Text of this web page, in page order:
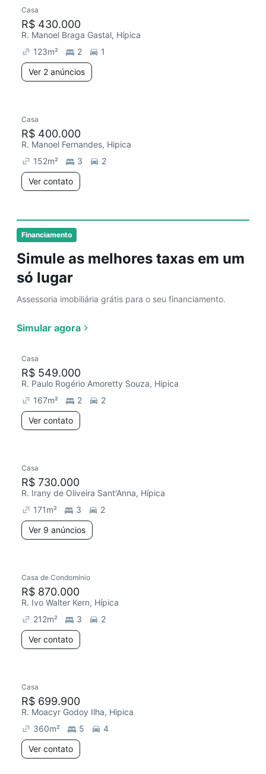
Financiamento
Simule as melhores taxas em um
só lugar
Assessoria imobiliária grátis para o seu financiamento.
Simular agora
Casa
R$ 430.000
R. Manoel Braga Gastal, Hípica
123m² 2
1
Ver 2 anúncios
Casa
R$ 400.000
R. Manoel Fernandes, Hipica
152m² 3
2
Ver contato
Casa
R$ 549.000
R. Paulo Rogério Amoretty Souza, Hipica
167m² 2
2
Ver contato
Casa
R$ 730.000
R. Irany de Oliveira Sant'Anna, Hípica
171m² 3
2
Ver 9 anúncios
Casa de Condomínio
R$ 870.000
R. Ivo Walter Kern, Hípica
212m² 3
2
Ver contato
Casa
R$ 699.900
R. Moacyr Godoy Ilha, Hipica
360m² 5
4
Ver contato